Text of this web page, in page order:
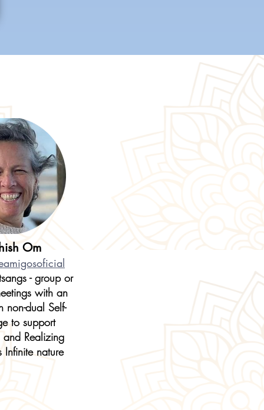
Om
- group or
with an
non-dual Self-
to support
Realizing
nature